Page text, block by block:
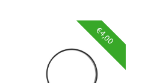
€4,00